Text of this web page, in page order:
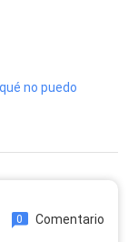
no puedo
0 Comentario